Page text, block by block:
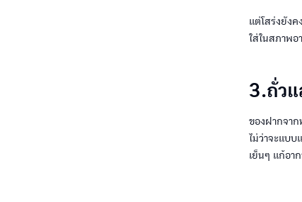
แต่โสร่งยัง
ใส่ในสภาพอ
3.ถั่ว
ของฝากจา
ไม่ว่าจะแบบ
เย็นๆ แก้อา